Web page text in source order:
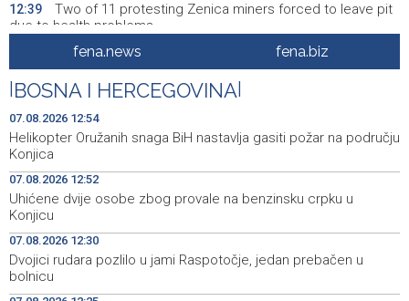
12:39
Two of 11 protesting Zenica miners forced to leave pit
due to health problems
Saopćenje za javnost Republikanci BiH
12:32
Investicije u BiH u 2025. porasle za 5,36 posto, na 9,44
milijarde KM
12:30
Dvojici rudara pozlilo u jami Raspotočje, jedan prebačen
u bolnicu
12:25
Rozić: Dugotrajne suše i niski vodostaji ugrožavaju
ekosustav Hutova blata
12:23
Public transportation changes in Sarajevo today due to
football match at Grbavica Stadium
fena.news fena.biz
BOSNA I HERCEGOVINA
07.08.2026 12:54
Helikopter Oružanih snaga BiH nastavlja gasiti požar na području
Konjica
07.08.2026 12:52
Uhićene dvije osobe zbog provale na benzinsku crpku u
Konjicu
07.08.2026 12:30
Dvojici rudara pozlilo u jami Raspotočje, jedan prebačen u
bolnicu